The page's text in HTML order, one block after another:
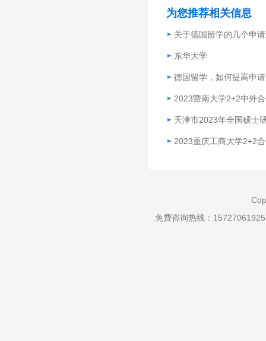
为您推荐相关信息
关于德国留学的几个申
东华大学
德国留学，如何提高申
2023暨南大学2+2中外
天津市2023年全国硕士
2023重庆工商大学2+2
免费咨询热线：